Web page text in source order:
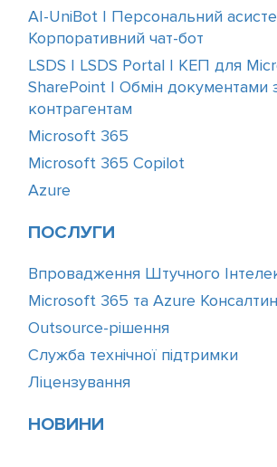
AI-UniBot | Персональний
Корпоративний чат-бот
LSDS | LSDS Portal | КЕП для
SharePoint | Обмін документами
контрагентам
Microsoft 365
Microsoft 365 Copilot
Azure
ПОСЛУГИ
Впровадження Штучного
Microsoft 365 та Azure
Outsource-рішення
Служба технічної підтримки
Ліцензування
НОВИНИ